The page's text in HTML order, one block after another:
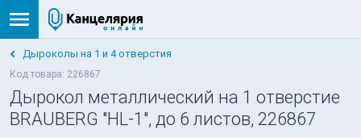
Дыроколы на 1 и 4 отверстия
Код товара: 226867
Дырокол металлический на 1 отверстие
BRAUBERG "HL-1", до 6 листов, 226867